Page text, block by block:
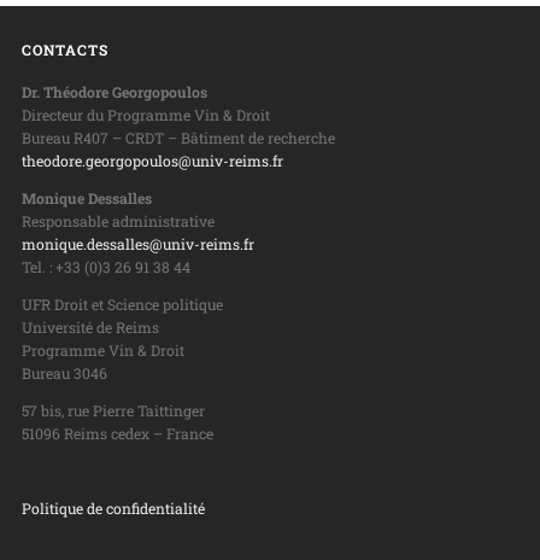
CONTACTS
Dr. Théodore Georgopoulos
Directeur du Programme Vin & Droit
Bureau R407 – CRDT – Bâtiment de recherche
theodore.georgopoulos@univ-reims.fr
Monique Dessalles
Responsable administrative
monique.dessalles@univ-reims.fr
Tel. : +33 (0)3 26 91 38 44
UFR Droit et Science politique
Université de Reims
Programme Vin & Droit
Bureau 3046
57 bis, rue Pierre Taittinger
51096 Reims cedex – France
Politique de confidentialité